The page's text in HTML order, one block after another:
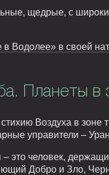
щедрые, с
в Водолее» в своей
Планеты в
Воздуха в зоне
управители –
это человек,
Добро и Зло,